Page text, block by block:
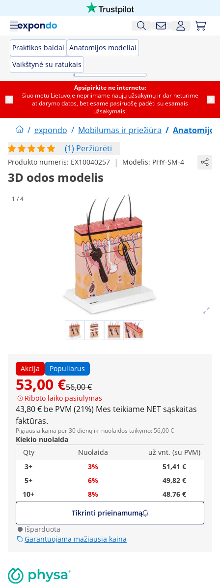
Praktikos baldai Anatomijos modeliai
Vaikštynė su ratukais
Apsipirkite ne internetu:
šiuo metu Lietuvoje nepriimame naujų užsakymų ir dar neturime
atidarymo datos, bet esame pasiruošę padėti su esamais
užsakymais!
/ expondo / Mobilumas ir priežiūra /
(1) Peržiūrėti
Produkto numeris: EX10040257 | Modelis: PHY-SM-4
3D odos modelis
1 / 4
Akcija Populiarus
53,00 €56,00 €
Riboto laiko pasiūlymas
43,80 € be PVM (21%) Mes teikiame NET sąskaitas
faktūras.
Pigiausia kaina per 30 dienų iki nuolaidos taikymo: 56,00 €
Kiekio nuolaida
Qty
Nuolaida
už vnt. (su PVM)
3+
3%
51,41 €
5+
6%
49,82 €
10+
8%
48,76 €
Tikrinti prieinamumą
Išparduota
Garantuojama mažiausia kaina